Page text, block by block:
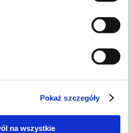
Pokaż szczegóły
na wszystkie
z kremem i malinową